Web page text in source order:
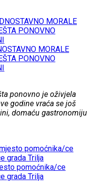
MORALE
PONOVNO
ponovno je oživjela
godine vraća se još
domaću gastronomiju
pomoćnika/ce
grada Trilja